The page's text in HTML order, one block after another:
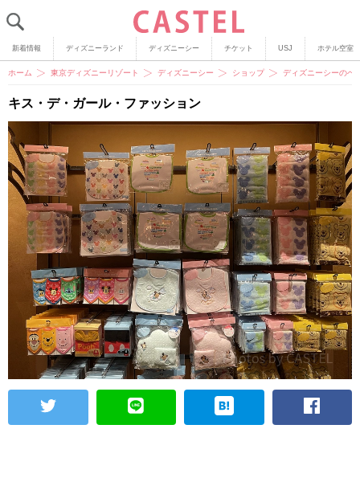
新着情報 ディズニーランド ディズニーシー チケット USJ ホテル空室
ホーム 東京ディズニーリゾート ディズニーシー ショップ ディズニーシーのベ
キス・デ・ガール・ファッション